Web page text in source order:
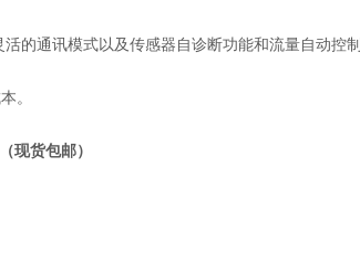
的通讯模式以及传感器自诊断功能和流量自动控制
。
现货包邮）